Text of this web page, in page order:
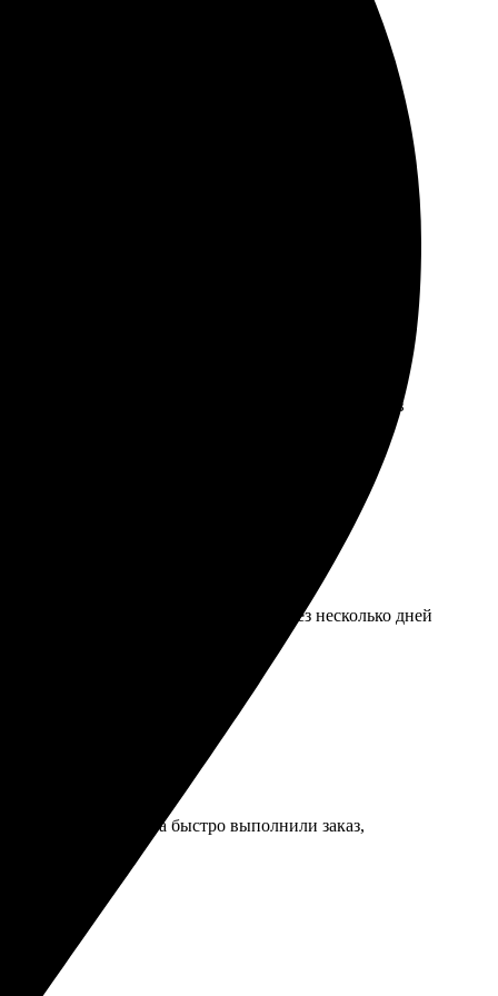
фото, и через короткое время получила
подробно ответил на все вопросы. Изготовили в
онлайн, выбрала размер и всё. Через несколько дней
снова.
объяснили. Ребята быстро выполнили заказ,